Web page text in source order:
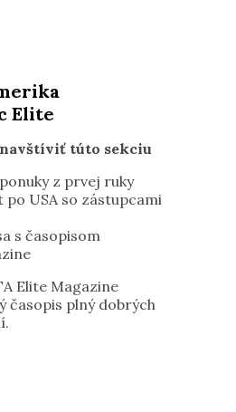
Elite
túto sekciu
z prvej ruky
po USA so zástupcami
s časopisom
Elite Magazine
časopis plný dobrých